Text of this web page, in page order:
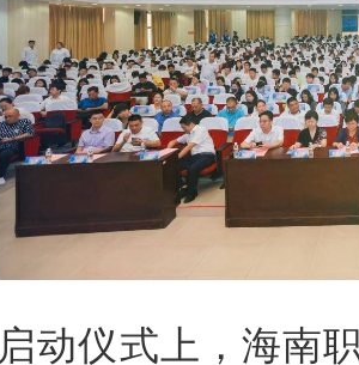
启动仪式上，海南